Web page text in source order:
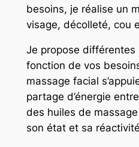
besoins, je réalise un
visage, décolleté, cou
Je propose différentes
fonction de vos
massage facial
partage d’énergie
des huiles de
son état et sa